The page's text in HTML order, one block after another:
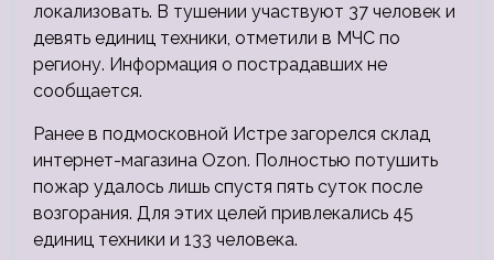
локализовать. В тушении участвуют 37 человек и
девять единиц техники, отметили в МЧС по
региону. Информация о пострадавших не
сообщается.
Ранее в подмосковной Истре загорелся склад
интернет-магазина Ozon. Полностью потушить
пожар удалось лишь спустя пять суток после
возгорания. Для этих целей привлекались 45
единиц техники и 133 человека.